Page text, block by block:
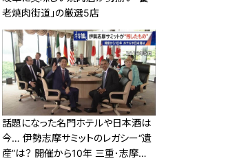
老焼肉街道」の厳選5店
話題になった名門ホテルや日本酒は
今… 伊勢志摩サミットのレガシー“遺
産”は？ 開催から10年 三重･志摩市